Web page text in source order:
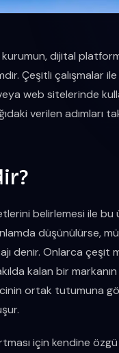
dijital
Çeşitli çalışmalar
web sitelerinde
verilen adımları
belirlemesi ile
düşünülürse,
denir. Onlarca
kalan bir markanın
ortak tutumuna
artması için kendine